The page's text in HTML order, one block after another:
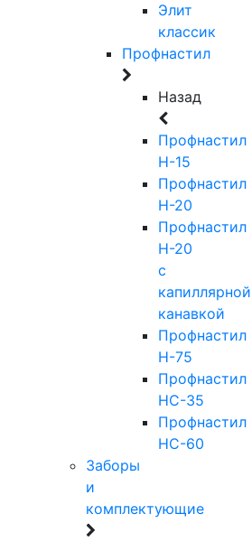
Элит
классик
Профнастил
Назад
Профнастил
Н-15
Профнастил
Н-20
Профнастил
Н-20
с
капиллярной
канавкой
Профнастил
Н-75
Профнастил
НС-35
Профнастил
НС-60
Заборы
и
комплектующие